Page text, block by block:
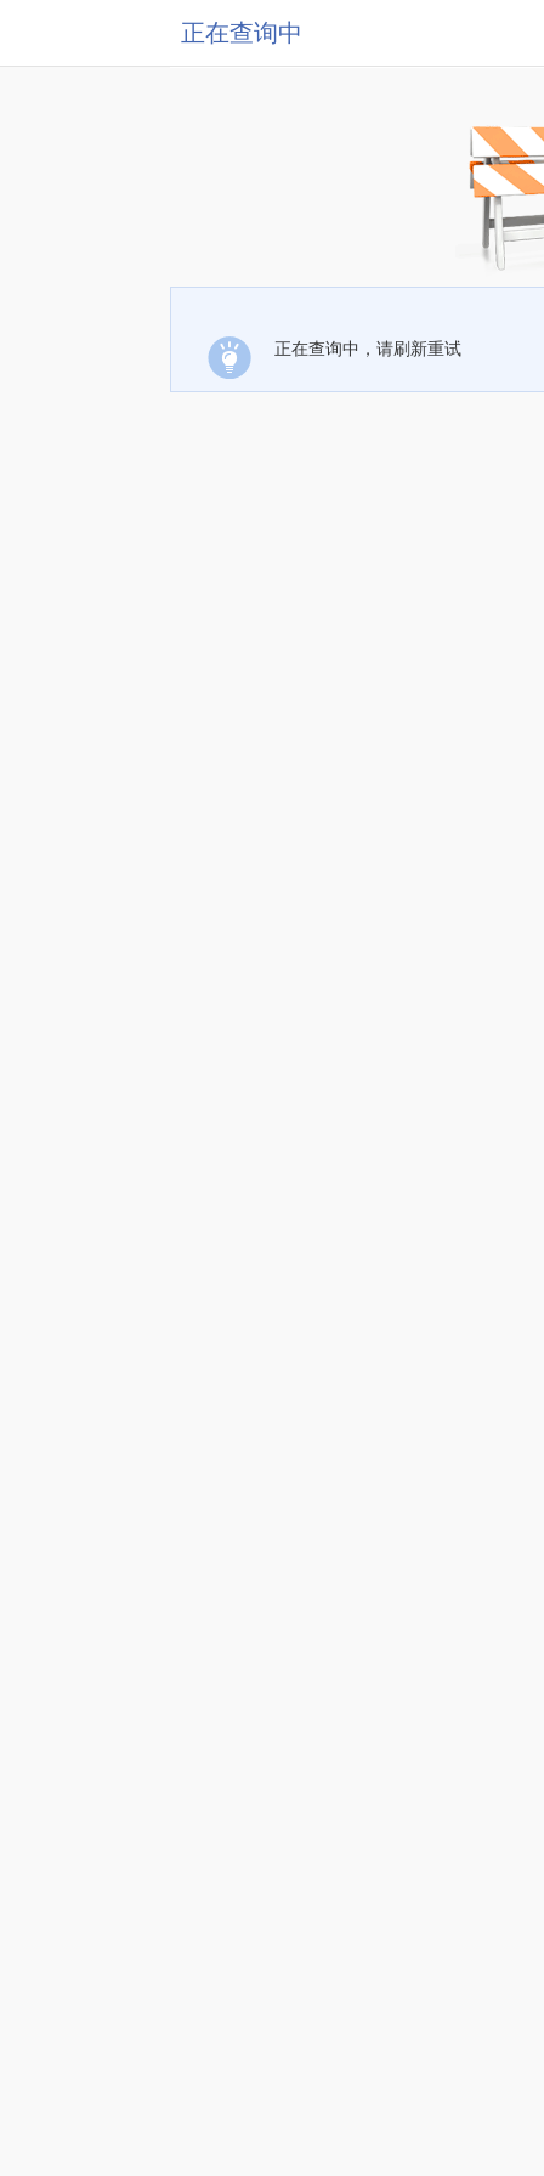
正在查询中
正在查询中，请刷新重试